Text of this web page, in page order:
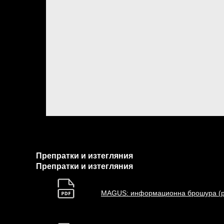
Препратки и изтегляния
Препратки и изтегляния
MAGUS: информационна брошура